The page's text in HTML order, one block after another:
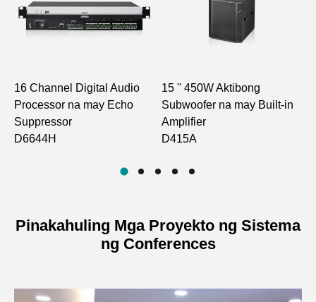
Operating
Frequency
500MHz-950MHz
Spectrum
Scanning Range
500MHz–950MHz
18
Impedance
50Ω
16 Channel Digital Audio
Processor na may Echo
Suppressor
D6644H
15 '' 450W Aktibong
Subwoofer na may Built-in
Amplifier
D415A
Pinakahuling Mga Proyekto ng Sistema
ng Conferences